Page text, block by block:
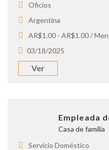
Oficios
Argentina
AR$1.00 - AR$1.00 /
03/18/2025
Ver
Empleada
Casa de familia
Servicio Doméstico